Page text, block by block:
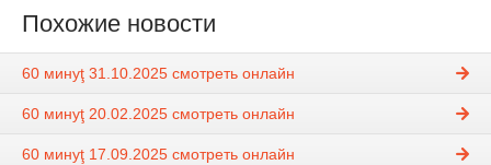
Похожие новости
60 минуţ 31.10.2025 смотреть онлайн
60 минуţ 20.02.2025 смотреть онлайн
60 минуţ 17.09.2025 смотреть онлайн